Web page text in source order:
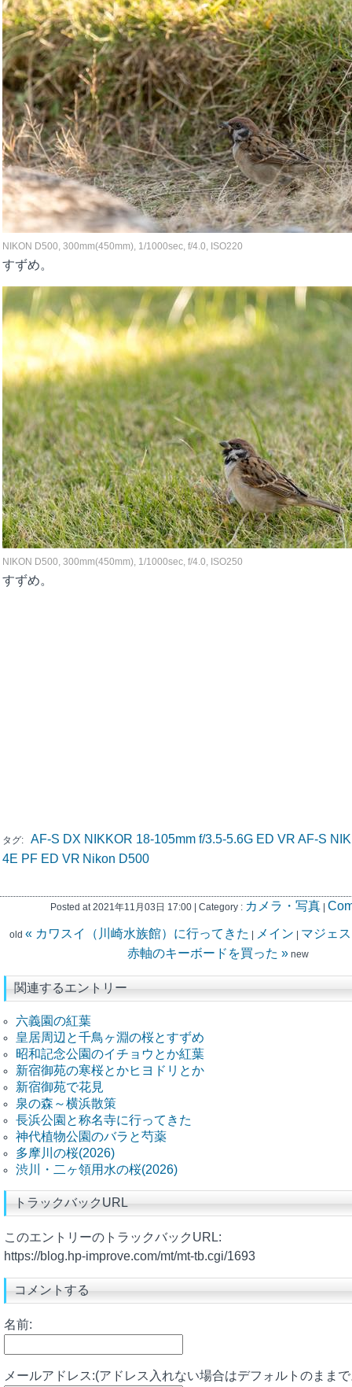
NIKON D500, 300mm(450mm), 1/1000sec, f/4.0, ISO220
すずめ。
NIKON D500, 300mm(450mm), 1/1000sec, f/4.0, ISO250
すずめ。
タグ: AF-S DX NIKKOR 18-105mm f/3.5-5.6G ED VR AF-S
4E PF ED VR Nikon D500
Posted at 2021年11月03日 17:00 | Category : カメラ・写真
old « カワスイ（川崎水族館）に行ってきた メイン
マジェ
赤軸のキーボードを買った » new
関連するエントリー
六義園の紅葉
皇居周辺と千鳥ヶ淵の桜とすずめ
昭和記念公園のイチョウとか紅葉
新宿御苑の寒桜とかヒヨドリとか
新宿御苑で花見
泉の森～横浜散策
長浜公園と称名寺に行ってきた
神代植物公園のバラと芍薬
多摩川の桜(2026)
渋川・二ヶ領用水の桜(2026)
トラックバックURL
このエントリーのトラックバックURL:
https://blog.hp-improve.com/mt/mt-tb.cgi/1693
コメントする
名前:
メールアドレス:(アドレス入れない場合はデフォルトのまま